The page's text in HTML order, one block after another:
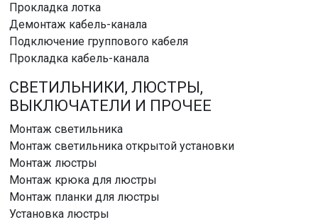
Прокладка лотка
Демонтаж кабель-канала
Подключение группового кабеля
Прокладка кабель-канала
СВЕТИЛЬНИКИ, ЛЮСТРЫ,
ВЫКЛЮЧАТЕЛИ И ПРОЧЕЕ
Монтаж светильника
Монтаж светильника открытой установки
Монтаж люстры
Монтаж крюка для люстры
Монтаж планки для люстры
Установка люстры